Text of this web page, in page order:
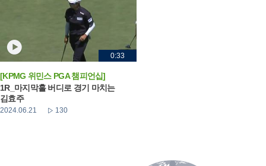
0:33
[KPMG 위민스 PGA 챔피언십]
1R_마지막홀 버디로 경기 마치는
김효주
2024.06.21 130